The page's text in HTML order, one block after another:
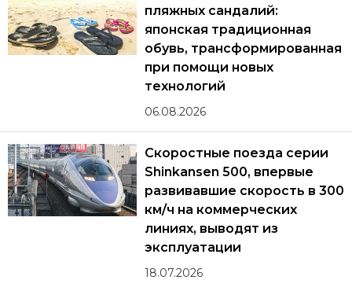
пляжных сандалий:
японская традиционная
обувь, трансформированная
при помощи новых
технологий
06.08.2026
Скоростные поезда серии
Shinkansen 500, впервые
развивавшие скорость в 300
км/ч на коммерческих
линиях, выводят из
эксплуатации
18.07.2026